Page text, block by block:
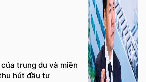
trung du và miền
hút đầu tư